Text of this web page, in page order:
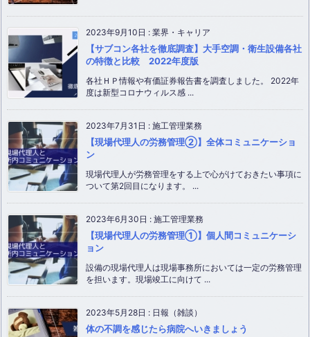
2023年9月10日 : 業界・キャリア
【サブコン各社を徹底調査】大手空調・衛生設備各社
の特徴と比較 2022年度版
各社ＨＰ情報や有価証券報告書を調査しました。 2022年
度は新型コロナウィルス感 ...
2023年7月31日 : 施工管理業務
【現場代理人の労務管理②】全体コミュニケーショ
ン
現場代理人が労務管理をする上で心がけておきたい事項に
ついて第2回目になります。 ...
2023年6月30日 : 施工管理業務
【現場代理人の労務管理①】個人間コミュニケーシ
ョン
設備の現場代理人は現場事務所においては一定の労務管理
を担います。現場竣工に向けて ...
2023年5月28日 : 日報（雑談）
体の不調を感じたら病院へいきましょう